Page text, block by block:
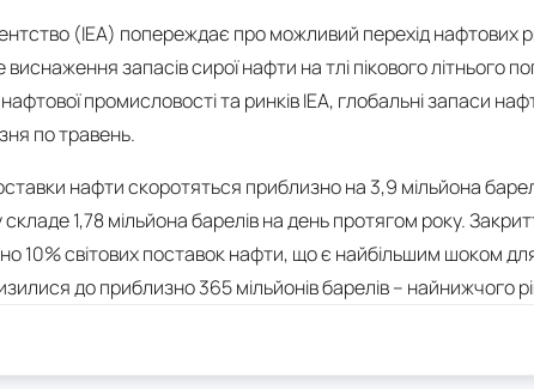
(IEA) попереждає про можливий перехід нафтових
запасів сирої нафти на тлі пікового літнього
нафтової промисловості та ринків IEA, глобальні запаси
по травень.
нафти скоротяться приблизно на 3,9 мільйона
1,78 мільйона барелів на день протягом року.
10% світових поставок нафти, що є найбільшим шоком для
до приблизно 365 мільйонів барелів – найнижчого